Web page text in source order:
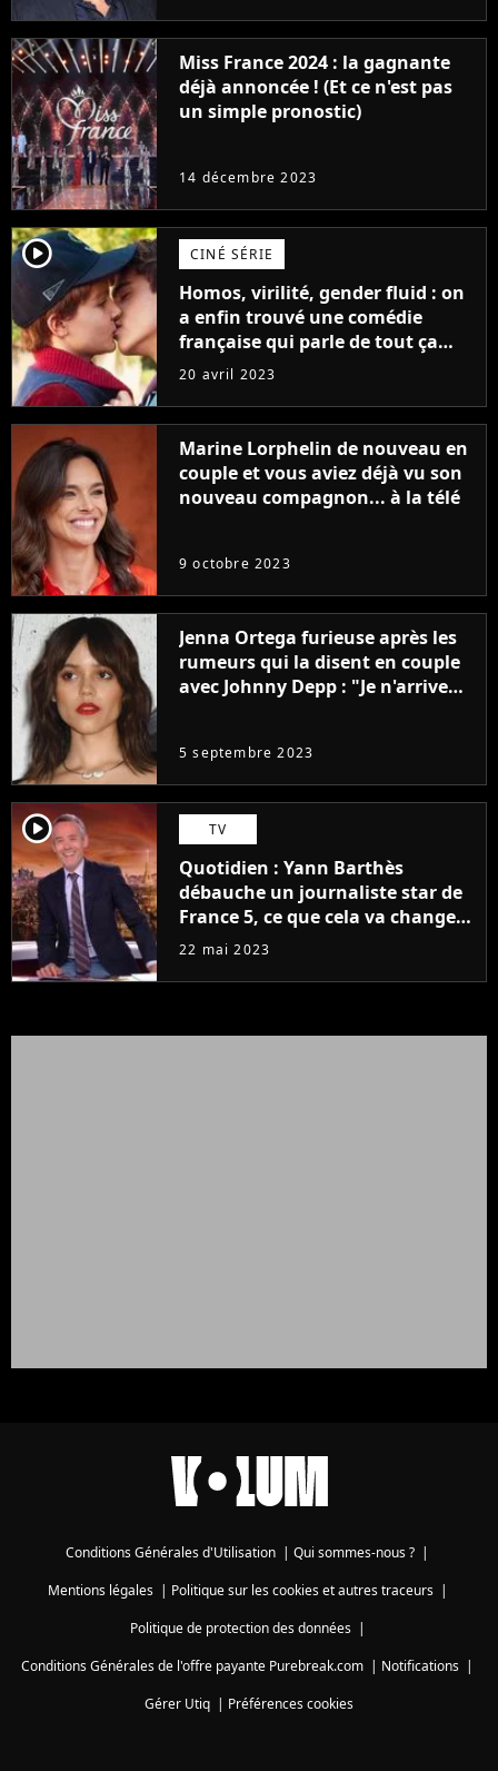
Miss France 2024 : la gagnante
déjà annoncée ! (Et ce n'est pas
un simple pronostic)
14 décembre 2023
player2 CINÉ SÉRIE
Homos, virilité, gender fluid : on
a enfin trouvé une comédie
française qui parle de tout ça
sans être super ringarde
20 avril 2023
Marine Lorphelin de nouveau en
couple et vous aviez déjà vu son
nouveau compagnon... à la télé
9 octobre 2023
Jenna Ortega furieuse après les
rumeurs qui la disent en couple
avec Johnny Depp : "Je n'arrive
5 septembre 2023
player2 TV
Quotidien : Yann Barthès
débauche un journaliste star de
France 5, ce que cela va changer
à la rentrée
22 mai 2023
Conditions Générales d'Utilisation | Qui sommes-nous ? |
Mentions légales| Politique sur les cookies et autres traceurs|
Politique de protection des données|
Conditions Générales de l'offre payante Purebreak.com | Notifications |
Gérer Utiq | Préférences cookies